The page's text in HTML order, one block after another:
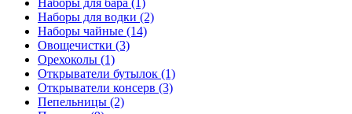
Наборы для водки (2)
Наборы чайные (14)
Овощечистки (3)
Орехоколы (1)
Открыватели бутылок (1)
Открыватели консерв (3)
Пепельницы (2)